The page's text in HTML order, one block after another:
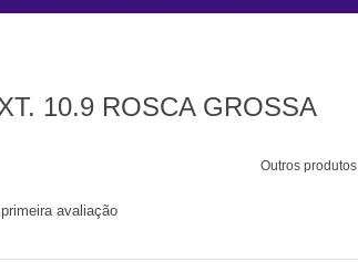
10.9 ROSCA GROSSA
Outros produtos
avaliação